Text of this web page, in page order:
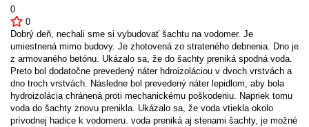
0
0
Dobrý deň, nechali sme si vybudovať šachtu na vodomer. Je
umiestnená mimo budovy. Je zhotovená zo strateného debnenia. Dno je
z armovaného betónu. Ukázalo sa, že do šachty preniká spodná voda.
Preto bol dodatočne prevedený náter hdroizoláciou v dvoch vrstvách a
dno troch vrstvách. Následne bol prevedený náter lepidlom, aby bola
hydroizolácia chránená proti mechanickému poškodeniu. Napriek tomu
voda do šachty znovu prenikla. Ukázalo sa, že voda vtiekla okolo
prívodnej hadice k vodomeru. voda preniká aj stenami šachty, je možné